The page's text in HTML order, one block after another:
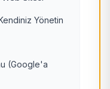
Yönetin
(Google'a